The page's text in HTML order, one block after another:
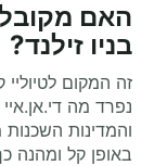
האם מקובל
בניו זילנד?
זה המקום לטיוליי
נפרד מה
והמדינות
באופן קל ומהנה